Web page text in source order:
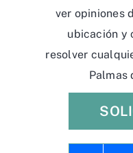
ver opiniones
ubicación y
resolver
Palmas